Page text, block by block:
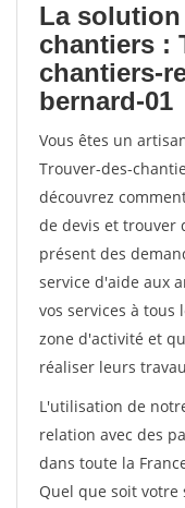
La
chantiers :
chantiers-
bernard-01
Vous êtes un
Trouver-des-
découvrez
de devis et trouver
présent des
service d'aide aux
vos services à
zone d'activité et
réaliser leurs
L'utilisation de
relation avec des
dans toute la
Quel que soit